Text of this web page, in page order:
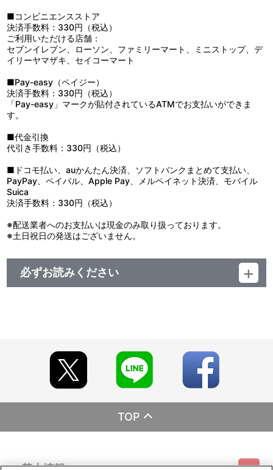
ずのカールスの祖母が現れ、2人の「孫」の訪問を喜び、優しく迎
えるのだった。
＜映像特典＞
■Extra 1「過去への旅」（TV放送7話）
与えられた人造兵の少年クロムとの出会い、兵器製造会社を営む父
が加担した計画、アゲートの出生の秘密……。それら総てが、エマ
には親友だったカールスに繋がるように思えてならない。旅の途中
の汽車に揺られながら、エマは過去の記憶へと思いを馳せる。
■コンビニエンスストア
決済手数料：330円（税込）
ご利用いただける店舗：
セブンイレブン、ローソン、ファミリーマート、ミニストップ、デ
イリーヤマザキ、セイコーマート
■Pay-easy（ペイジー）
決済手数料：330円（税込）
「Pay-easy」マークが貼付されているATMでお支払いができま
す。
■代金引換
代引き手数料：330円（税込）
■ドコモ払い、auかんたん決済、ソフトバンクまとめて支払い、
PayPay、ペイパル、Apple Pay、メルペイネット決済、モバイル
Suica
決済手数料：330円（税込）
※配送業者へのお支払いは現金のみ取り扱っております。
※土日祝日の発送はございません。
必ずお読みください
TOP